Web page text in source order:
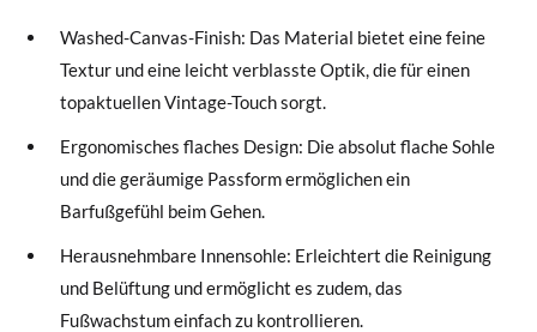
Washed-Canvas-Finish: Das Material bietet eine feine
Textur und eine leicht verblasste Optik, die für einen
topaktuellen Vintage-Touch sorgt.
Ergonomisches flaches Design: Die absolut flache Sohle
und die geräumige Passform ermöglichen ein
Barfußgefühl beim Gehen.
Herausnehmbare Innensohle: Erleichtert die Reinigung
und Belüftung und ermöglicht es zudem, das
Fußwachstum einfach zu kontrollieren.